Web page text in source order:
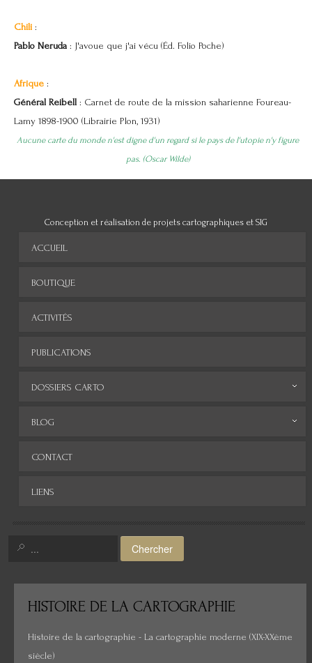
Chili :
Pablo Neruda : J'avoue que j'ai vécu (Éd. Folio Poche)
Afrique :
Général Reibell : Carnet de route de la mission saharienne Foureau-
Lamy 1898-1900 (Librairie Plon, 1931)
Aucune carte du monde n'est digne d'un regard si le pays de l'utopie n'y figure
pas. (Oscar Wilde)
Conception et réalisation de projets cartographiques et SIG
ACCUEIL
BOUTIQUE
ACTIVITÉS
PUBLICATIONS
DOSSIERS CARTO
Monde
Moyen-Orient
Histoire de la cartographie
Cartes insolites, anciennes...
BLOG
Archives
CONTACT
LIENS
Chercher
HISTOIRE DE LA CARTOGRAPHIE
Histoire de la cartographie - La cartographie moderne (XIX-XXème
siècle)